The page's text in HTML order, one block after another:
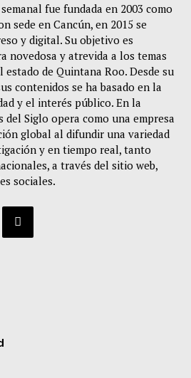
fue fundada en 2003 como
sede en Cancún, en 2015 se
y digital. Su objetivo es
novedosa y atrevida a los temas
estado de Quintana Roo. Desde su
contenidos se ha basado en la
y el interés público. En la
del Siglo opera como una empresa
global al difundir una variedad
y en tiempo real, tanto
a través del sitio web,
sociales.